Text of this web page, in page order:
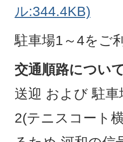
ル:344.4KB)
駐車場1～4をご
交通順路につい
送迎 および 駐
2(テニスコート